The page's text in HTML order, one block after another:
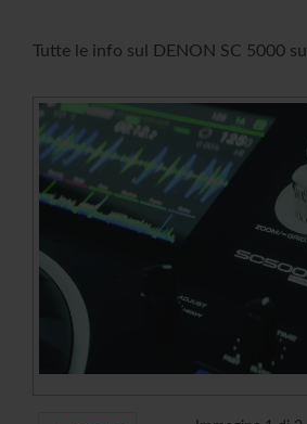
Tutte le info sul DENON SC 5000 su